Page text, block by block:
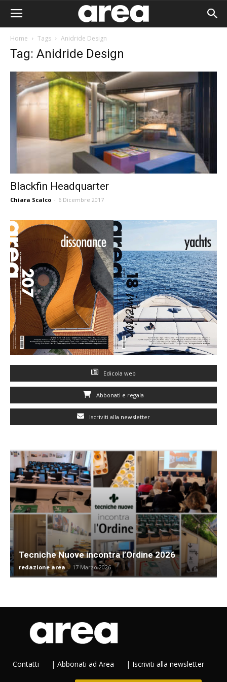
Home Tags Anidride Design
Tag: Anidride Design
Blackfin Headquarter
Chiara Scalco - 6 Dicembre 2017
Edicola web
Abbonati e regala
Iscriviti alla newsletter
Tecniche Nuove incontra l’Ordine 2026
redazione area - 17 Marzo 2026
Contatti | Abbonati ad Area | Iscriviti alla newsletter